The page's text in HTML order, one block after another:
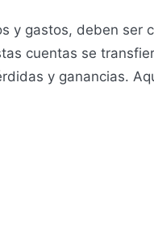
y gastos, deben ser
cuentas se
y ganancias.